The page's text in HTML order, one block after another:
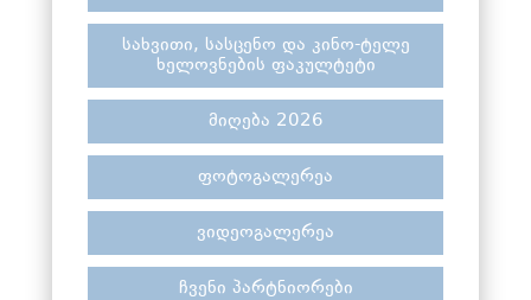
სახვითი, სასცენო და კინო-ტელე
ხელოვნების ფაკულტეტი
მიღება 2026
ფოტოგალერეა
ვიდეოგალერეა
ჩვენი პარტნიორები